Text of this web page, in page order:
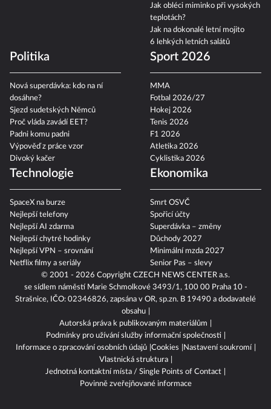
Jak obléci miminko při vysokých
teplotách?
Jak na dokonalé letní mojito
6 lehkých letních salátů
Politika
Nová superdávka: kdo na ní
dosáhne?
Sjezd sudetských Němců
Proč vláda zavádí EET?
Padni komu padni
Výpověď z práce vzor
Divoký kačer
Sport 2026
MMA
Fotbal 2026/27
Hokej 2026
Tenis 2026
F1 2026
Atletika 2026
Cyklistika 2026
Technologie
SpaceX na burze
Nejlepší telefony
Nejlepší AI zdarma
Nejlepší chytré hodinky
Nejlepší VPN – srovnání
Netflix filmy a seriály
Ekonomika
Smrt OSVČ
Spořicí účty
Superdávka – změny
Důchody 2027
Minimální mzda 2027
Senior Pas – slevy
© 2001 - 2026 Copyright CZECH NEWS CENTER a.s.
se sídlem náměstí Marie Schmolkové 3493/1, 100 00 Praha 10 -
Strašnice, IČO: 02346826, zapsána v OR, sp.zn. B 19490 a dodavatelé
obsahu
Autorská práva k publikovaným materiálům
Podmínky pro užívání služby informační společnosti
Informace o zpracování osobních údajů Cookies
Nastavení soukromí
Vlastnická struktura
Jednotná kontaktní místa / Single Points of Contact
Povinně zveřejňované informace